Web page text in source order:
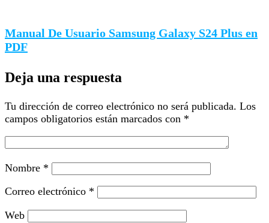
Manual De Usuario Samsung Galaxy S24 Plus en
PDF
Deja una respuesta
Tu dirección de correo electrónico no será publicada. Los
campos obligatorios están marcados con *
Nombre *
Correo electrónico *
Web